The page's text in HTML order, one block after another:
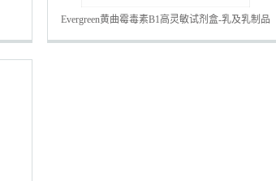
Evergreen黄曲霉毒素B1高灵敏试剂盒-乳及乳制品